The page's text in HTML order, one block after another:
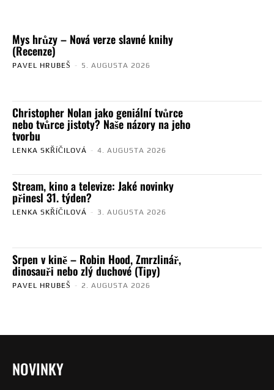
Mys hrůzy – Nová verze slavné knihy
(Recenze)
PAVEL HRUBEŠ - 5. AUGUSTA 2026
Christopher Nolan jako geniální tvůrce
nebo tvůrce jistoty? Naše názory na jeho
tvorbu
LENKA SKŘÍČILOVÁ - 4. AUGUSTA 2026
Stream, kino a televize: Jaké novinky
přinesl 31. týden?
LENKA SKŘÍČILOVÁ - 3. AUGUSTA 2026
Srpen v kině – Robin Hood, Zmrzlinář,
dinosauři nebo zlý duchové (Tipy)
PAVEL HRUBEŠ - 2. AUGUSTA 2026
NOVINKY